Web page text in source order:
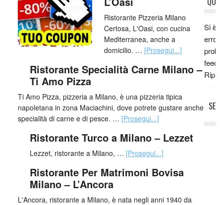
Ristorante Pizzeria Milano
Certosa, L'Oasi, con cucina
Mediterranea, anche a
domicilio. … [Prosegui...]
Ristorante Specialità Carne Milano –
Ti Amo Pizza
Ti Amo Pizza, pizzeria a Milano, è una pizzeria tipica
napoletana in zona Maciachini, dove potrete gustare anche
specialità di carne e di pesce. … [Prosegui...]
Ristorante Turco a Milano – Lezzet
Lezzet, ristorante a Milano, … [Prosegui...]
Ristorante Per Matrimoni Bovisa
Milano – L’Ancora
L'Ancora, ristorante a Milano, è nata negli anni 1940 da
Si è
feed